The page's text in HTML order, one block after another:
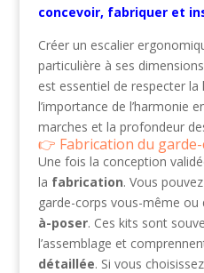
concevoir, fabriquer et
Créer un escalier
particulière à ses
est essentiel de respecter
l’importance de l’harmonie
marches et la profondeur
Fabrication du
Une fois la conception
la fabrication. Vous
garde-corps vous-même ou
à-poser. Ces kits sont
l’assemblage et
détaillée. Si vous